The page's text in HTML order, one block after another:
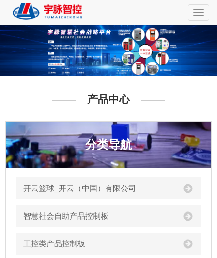
切
换
航
产品中心
分类导航
开云篮球_开云（中国）有限公司
智慧社会自助产品控制板
工控类产品控制板